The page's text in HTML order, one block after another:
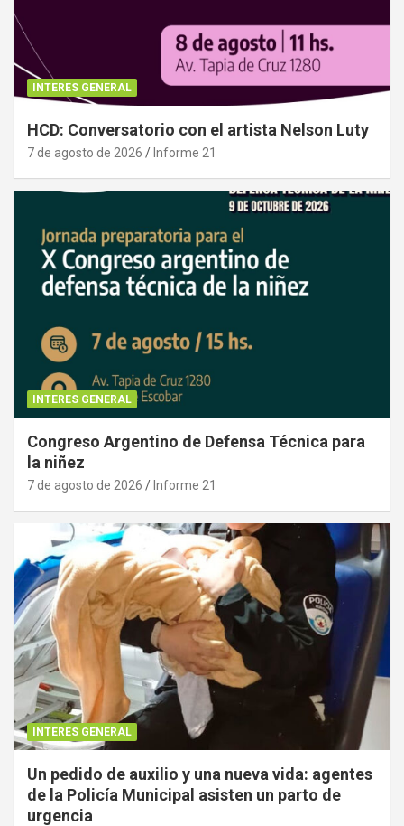
INTERES GENERAL
HCD: Conversatorio con el artista Nelson Luty
7 de agosto de 2026 Informe 21
INTERES GENERAL
Congreso Argentino de Defensa Técnica para
la niñez
7 de agosto de 2026 Informe 21
INTERES GENERAL
Un pedido de auxilio y una nueva vida: agentes
de la Policía Municipal asisten un parto de
urgencia